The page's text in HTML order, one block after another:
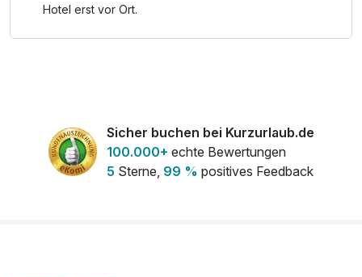
einen Besuch des faszinierenden UNESCO-
zudem der Fitnessbereich des Hauses zur Verfügung.
Eine kleine Auszeit voller Zweisamkeit, Genuss und
Hotel erst vor Ort.
Sicher buchen bei Kurzurlaub.de
100.000+ echte Bewertungen
5 Sterne, 99 % positives Feedback